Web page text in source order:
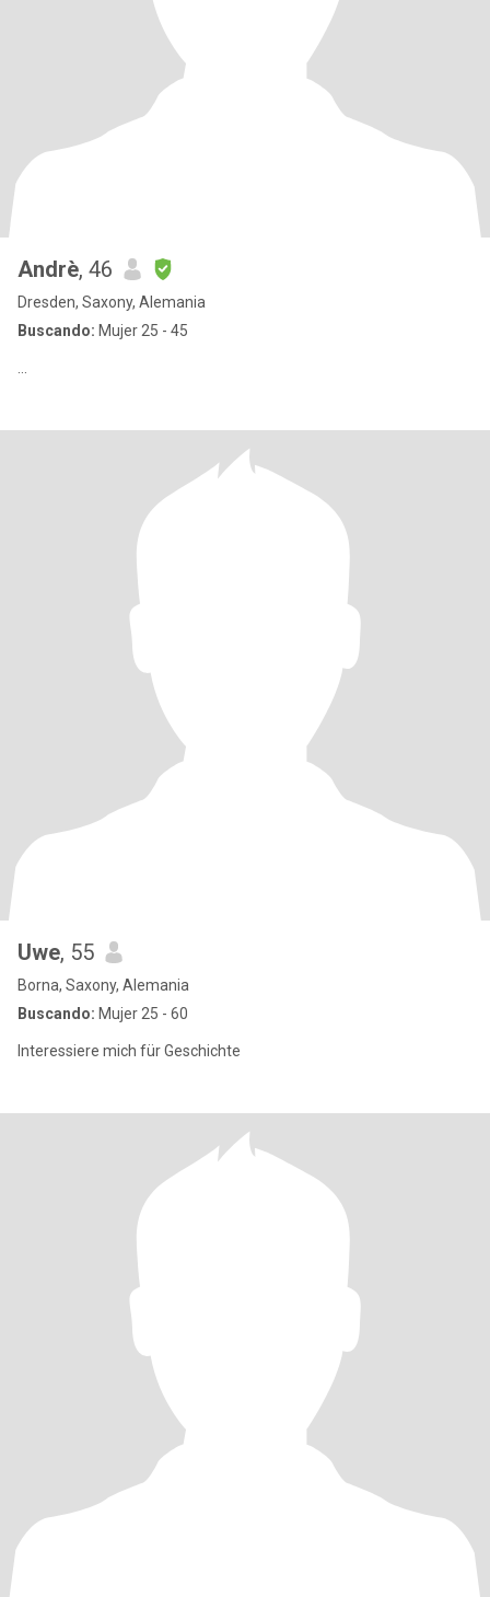
Andrè, 46
Dresden, Saxony, Alemania
Buscando: Mujer 25 - 45
Uwe, 55
Borna, Saxony, Alemania
Buscando: Mujer 25 - 60
Interessiere mich für Geschichte